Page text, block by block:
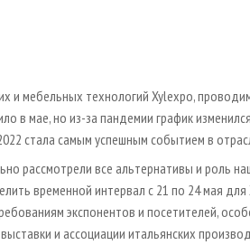
мебельных технологий Xylexpo,
в мае, но из-за пандемии график
стала самым успешным событием в
рассмотрели все альтернативы и роль
временной интервал с 21 по 24 мая для
экспонентов и посетителей,
и ассоциации итальянских